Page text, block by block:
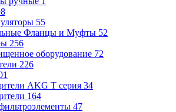
55
Фланцы и Муфты 52
256
оборудование 72
226
AKG T серия 34
164
47